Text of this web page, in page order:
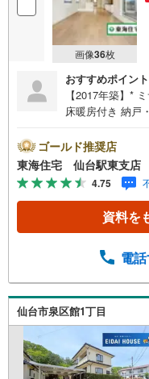
画像36枚
おすすめポイント
【2017年築】*
床暖房付き 納戸・WIC・土間収納、大型収納充実 オール電
掲載物件のご提
*■「ミサワホー
定、地震への強
での作業が捗る
テムキッチン！
用可能なLDKに
い、WIC・納戸
巻本沢三丁目店:
お問い合わせに
電話下さい ・ご
ゴールド推奨店
東海住宅 仙台駅東支店
4.75
資料を
電
仙台市泉区館1丁目